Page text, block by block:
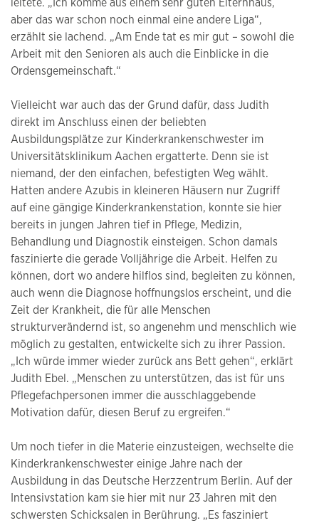
leitete. „Ich komme aus einem sehr guten Elternhaus,
aber das war schon noch einmal eine andere Liga“,
erzählt sie lachend. „Am Ende tat es mir gut – sowohl die
Arbeit mit den Senioren als auch die Einblicke in die
Ordensgemeinschaft.“
Vielleicht war auch das der Grund dafür, dass Judith
direkt im Anschluss einen der beliebten
Ausbildungsplätze zur Kinderkrankenschwester im
Universitätsklinikum Aachen ergatterte. Denn sie ist
niemand, der den einfachen, befestigten Weg wählt.
Hatten andere Azubis in kleineren Häusern nur Zugriff
auf eine gängige Kinderkrankenstation, konnte sie hier
bereits in jungen Jahren tief in Pflege, Medizin,
Behandlung und Diagnostik einsteigen. Schon damals
faszinierte die gerade Volljährige die Arbeit. Helfen zu
können, dort wo andere hilflos sind, begleiten zu können,
auch wenn die Diagnose hoffnungslos erscheint, und die
Zeit der Krankheit, die für alle Menschen
strukturverändernd ist, so angenehm und menschlich wie
möglich zu gestalten, entwickelte sich zu ihrer Passion.
„Ich würde immer wieder zurück ans Bett gehen“, erklärt
Judith Ebel. „Menschen zu unterstützen, das ist für uns
Pflegefachpersonen immer die ausschlaggebende
Motivation dafür, diesen Beruf zu ergreifen.“
Um noch tiefer in die Materie einzusteigen, wechselte die
Kinderkrankenschwester einige Jahre nach der
Ausbildung in das Deutsche Herzzentrum Berlin. Auf der
Intensivstation kam sie hier mit nur 23 Jahren mit den
schwersten Schicksalen in Berührung. „Es fasziniert